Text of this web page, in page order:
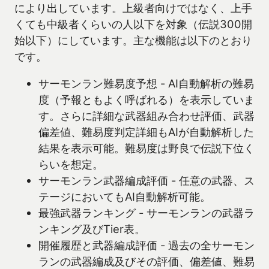
により出しています。上級者向けではなく、上手
くても中級者くらいの人以下を対象（伝説300開
始以下）にしています。主な機能は以下のとおり
です。
サーモンラン難易度予想 - AI自動解析の難易
度（予報ともよく呼ばれる）を表示していま
す。さらに詳細な武器組み合わせ評価、武器
偏差値、難易度判定詳細もAIが自動解析した
結果を表示可能。難易度は野良で伝説下位く
らいを想定。
サーモンラン武器編成評価 - 任意の武器、ス
テージにおいてもAI自動解析可能。
最強武器ランキング - サーモンランの武器ラ
ンキング及びTier表。
開催履歴と武器編成評価 - 過去の全サーモン
ランの武器編成及びその評価、偏差値、難易